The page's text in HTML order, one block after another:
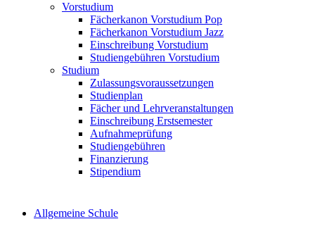
Vorstudium
Fächerkanon Vorstudium Pop
Fächerkanon Vorstudium Jazz
Einschreibung Vorstudium
Studiengebühren Vorstudium
Studium
Zulassungsvoraussetzungen
Studienplan
Fächer und Lehrveranstaltungen
Einschreibung Erstsemester
Aufnahmeprüfung
Studiengebühren
Finanzierung
Stipendium
Allgemeine Schule